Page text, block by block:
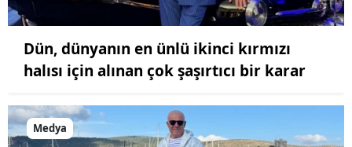
Dün, dünyanın en ünlü ikinci kırmızı
halısı için alınan çok şaşırtıcı bir karar
Medya